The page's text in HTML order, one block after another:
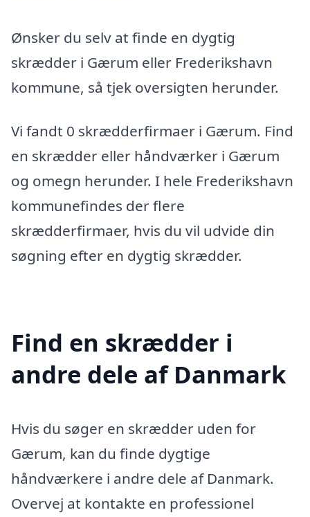
Ønsker du selv at finde en dygtig
skrædder i Gærum eller Frederikshavn
kommune, så tjek oversigten herunder.
Vi fandt 0 skrædderfirmaer i Gærum. Find
en skrædder eller håndværker i Gærum
og omegn herunder. I hele Frederikshavn
kommunefindes der flere
skrædderfirmaer, hvis du vil udvide din
søgning efter en dygtig skrædder.
Find en skrædder i
andre dele af Danmark
Hvis du søger en skrædder uden for
Gærum, kan du finde dygtige
håndværkere i andre dele af Danmark.
Overvej at kontakte en professionel